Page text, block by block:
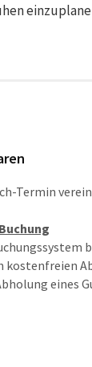
Termin
kostenfreien
eines